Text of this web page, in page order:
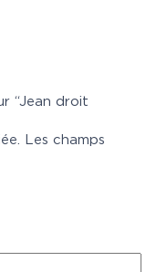
“Jean droit
Les champs